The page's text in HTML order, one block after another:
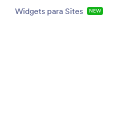
Widgets para Sites NEW